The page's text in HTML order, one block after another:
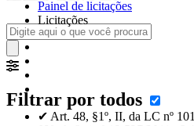
Filtrar por todos
Painel de licitações
Licitações
✔ Art. 48, §1º, II, da LC nº